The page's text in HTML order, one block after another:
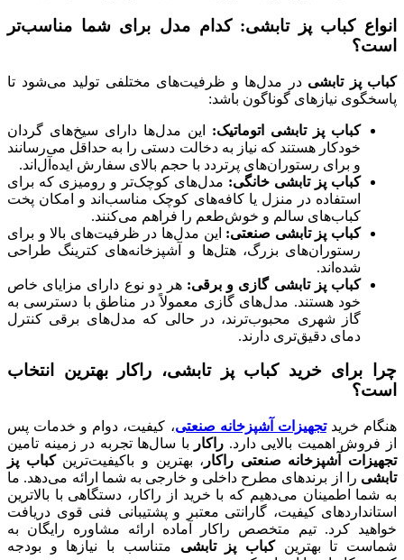
انواع کباب پز تابشی: کدام مدل برای شما مناسب‌تر
است؟
کباب پز تابشی در مدل‌ها و ظرفیت‌های مختلفی تولید می‌شود تا
پاسخگوی نیازهای گوناگون باشد:
کباب پز تابشی اتوماتیک: این مدل‌ها دارای سیخ‌های گردان
خودکار هستند که نیاز به دخالت دستی را به حداقل می‌رسانند
و برای رستوران‌های پرتردد با حجم بالای سفارش ایده‌آل‌اند.
کباب پز تابشی خانگی: مدل‌های کوچک‌تر و رومیزی که برای
استفاده در منزل یا کافه‌های کوچک مناسب‌اند و امکان پخت
کباب‌های سالم و خوش‌طعم را فراهم می‌کنند.
کباب پز تابشی صنعتی: این مدل‌ها در ظرفیت‌های بالا و برای
رستوران‌های بزرگ، هتل‌ها و آشپزخانه‌های کترینگ طراحی
شده‌اند.
کباب پز تابشی گازی و برقی: هر دو نوع دارای مزایای خاص
خود هستند. مدل‌های گازی معمولاً در مناطق با دسترسی به
گاز شهری محبوب‌ترند، در حالی که مدل‌های برقی کنترل
دمای دقیق‌تری دارند.
چرا برای خرید کباب پز تابشی، راکار بهترین انتخاب
است؟
هنگام خریدتجهیزات آشپزخانه صنعتی، کیفیت، دوام و خدمات پس
از فروش اهمیت بالایی دارد. راکار
با سال‌ها تجربه در زمینه تامین
تجهیزات آشپزخانه صنعتی راکار ، بهترین و باکیفیت‌ترینکباب پز
تابشی را از برندهای مطرح داخلی و خارجی به شما ارائه می‌دهد. ما
به شما اطمینان می‌دهیم که با خرید از راکار، دستگاهی با بالاترین
استانداردهای کیفیت، گارانتی معتبر و پشتیبانی فنی قوی دریافت
خواهید کرد. تیم متخصص راکار آماده ارائه مشاوره رایگان به
شماست تا بهترینکباب پز تابشی متناسب با نیازها و بودجه